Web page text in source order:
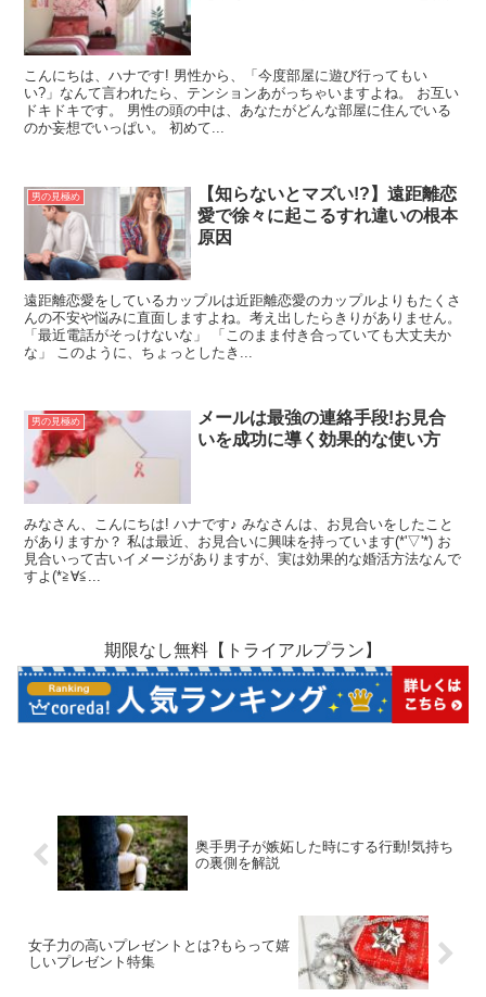
こんにちは、ハナです! 男性から、「今度部屋に遊び行ってもい
い?」なんて言われたら、テンションあがっちゃいますよね。 お互い
ドキドキです。 男性の頭の中は、あなたがどんな部屋に住んでいる
のか妄想でいっぱい。 初めて...
男の見極め
【知らないとマズい!?】遠距離恋
愛で徐々に起こるすれ違いの根本
原因
遠距離恋愛をしているカップルは近距離恋愛のカップルよりもたくさ
んの不安や悩みに直面しますよね。考え出したらきりがありません。
「最近電話がそっけないな」 「このまま付き合っていても大丈夫か
な」 このように、ちょっとしたき...
男の見極め
メールは最強の連絡手段!お見合
いを成功に導く効果的な使い方
みなさん、こんにちは! ハナです♪ みなさんは、お見合いをしたこと
がありますか？ 私は最近、お見合いに興味を持っています(*'▽'*) お
見合いって古いイメージがありますが、実は効果的な婚活方法なんで
すよ(*≧∀≦...
期限なし無料【トライアルプラン】
奥手男子が嫉妬した時にする行動!気持ち
の裏側を解説
女子力の高いプレゼントとは?もらって嬉
しいプレゼント特集